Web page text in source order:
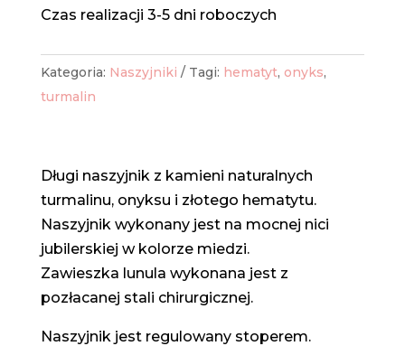
Czas realizacji 3-5 dni roboczych
Kategoria: Naszyjniki Tagi: hematyt, onyks,
turmalin
Długi naszyjnik z kamieni naturalnych
turmalinu, onyksu i złotego hematytu.
Naszyjnik wykonany jest na mocnej nici
jubilerskiej w kolorze miedzi.
Zawieszka lunula wykonana jest z
pozłacanej stali chirurgicznej.
Naszyjnik jest regulowany stoperem.